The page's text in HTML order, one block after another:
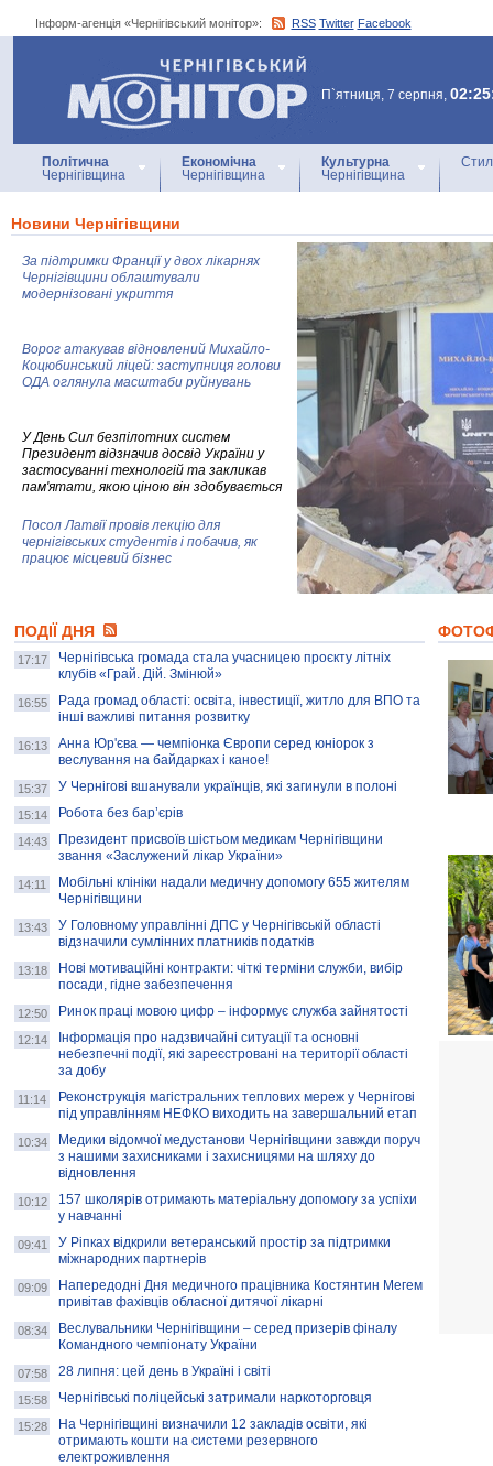
Інформ-агенція «Чернігівський монітор»: RSS Twitter Facebook
Інформ-агенція
«Чернігівський монітор»
П`ятниця, 7 серпня,
Політична
Чернігівщина
Економічна
Чернігівщина
Культурна
Чернігівщина
Новини Чернігівщини
За підтримки Франції у двох лікарнях
Чернігівщини облаштували
модернізовані укриття
Ворог атакував відновлений Михайло-
Коцюбинський ліцей: заступниця голови
ОДА оглянула масштаби руйнувань
У День Сил безпілотних систем
Президент відзначив досвід України у
застосуванні технологій та закликав
пам'ятати, якою ціною він здобувається
Посол Латвії провів лекцію для
чернігівських студентів і побачив, як
працює місцевий бізнес
колекцію про війну, емоції та тварин
AB InBev Efes Україна підтримала
навчальний проєкт "Молодіжна бізнес-
школа", спрямований на розвиток
підприємництва у Чернігівській області
Золота тварина: видання Forbes
написало про чернігівця Патрона: хто і
скільки на ньому заробляє? І куди
витрачають?
ПОДІЇ ДНЯ
17:17
Чернігівська громада стала учасницею проєкту літніх
клубів «Грай. Дій. Змінюй»
16:55
Рада громад області: освіта, інвестиції, житло для ВПО та
інші важливі питання розвитку
16:13
Анна Юр'єва — чемпіонка Європи серед юніорок з
веслування на байдарках і каное!
15:37 У Чернігові вшанували українців, які загинули в полоні
15:14 Робота без бар’єрів
14:43
Президент присвоїв шістьом медикам Чернігівщини
звання «Заслужений лікар України»
14:11
Мобільні клініки надали медичну допомогу 655 жителям
Чернігівщини
13:43
У Головному управлінні ДПС у Чернігівській області
відзначили сумлінних платників податків
13:18
Нові мотиваційні контракти: чіткі терміни служби, вибір
посади, гідне забезпечення
12:50 Ринок праці мовою цифр – інформує служба зайнятості
12:14
Інформація про надзвичайні ситуації та основні
небезпечні події, які зареєстровані на території області
за добу
11:14
Реконструкція магістральних теплових мереж у Чернігові
під управлінням НЕФКО виходить на завершальний етап
10:34
Медики відомчої медустанови Чернігівщини завжди поруч
з нашими захисниками і захисницями на шляху до
відновлення
10:12
157 школярів отримають матеріальну допомогу за успіхи
у навчанні
09:41
У Ріпках відкрили ветеранський простір за підтримки
міжнародних партнерів
09:09
Напередодні Дня медичного працівника Костянтин Мегем
привітав фахівців обласної дитячої лікарні
08:34
Веслувальники Чернігівщини – серед призерів фіналу
Командного чемпіонату України
07:58 28 липня: цей день в Україні і світі
15:58 Чернігівські поліцейські затримали наркоторговця
15:28
На Чернігівщині визначили 12 закладів освіти, які
отримають кошти на системи резервного
електроживлення